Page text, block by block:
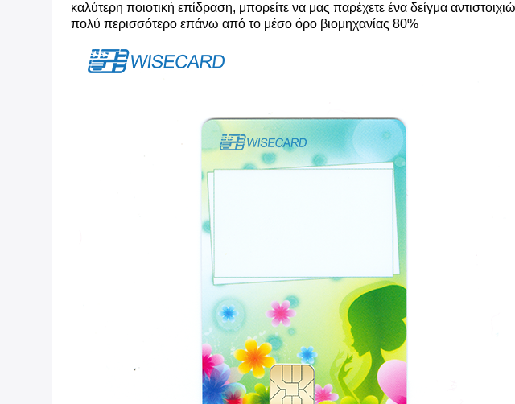
καλύτερη ποιοτική επίδραση, μπορείτε να μας παρέχετε ένα δείγμα
πολύ περισσότερο επάνω από το μέσο όρο βιομηχανίας 80%